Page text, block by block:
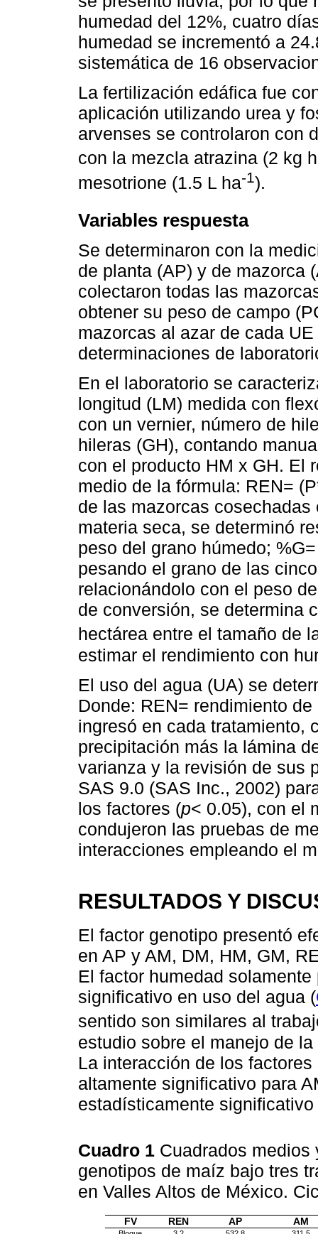
humedad del 12%, cuatro
humedad se incrementó a
sistemática de 16
La fertilización edáfica fue
aplicación utilizando urea y
arvenses se controlaron con
con la mezcla atrazina (2 kg
mesotrione (1.5 L ha-1).
Variables respuesta
Se determinaron con la
de planta (AP) y de mazorca
colectaron todas las
obtener su peso de campo
mazorcas al azar de cada
determinaciones de
En el laboratorio se
longitud (LM) medida con
con un vernier, número de
hileras (GH), contando
con el producto HM x GH. El
medio de la fórmula: REN=
de las mazorcas
materia seca, se determinó
peso del grano húmedo;
pesando el grano de las
relacionándolo con el peso
de conversión, se determina
hectárea entre el tamaño de
estimar el rendimiento con
El uso del agua (UA) se
Donde: REN= rendimiento
ingresó en cada tratamiento,
precipitación más la lámina
varianza y la revisión de sus
SAS 9.0 (SAS Inc., 2002)
los factores (p< 0.05), con el
condujeron las pruebas de
interacciones empleando el
RESULTADOS Y
El factor genotipo presentó
en AP y AM, DM, HM, GM,
El factor humedad
significativo en uso del agua (
sentido son similares al
estudio sobre el manejo de
La interacción de los
altamente significativo para
estadísticamente
Cuadro 1 Cuadrados
genotipos de maíz bajo tres
en Valles Altos de México.
FV REN AP AM